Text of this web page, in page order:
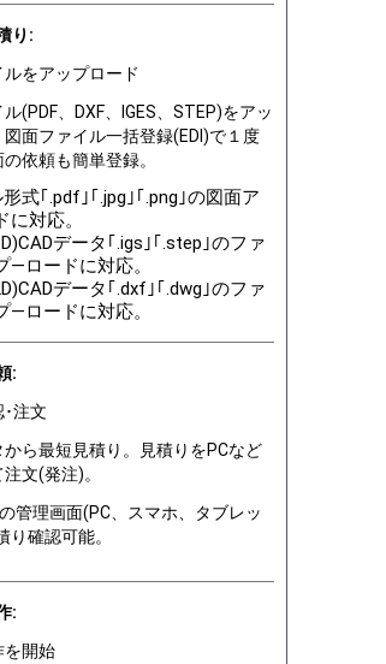
り:
をアップロード
(PDF、DXF、IGES、STEP)をアッ
図面ファイル一括登録(EDI)で１度
依頼も簡単登録。
式｢.pdf｣｢.jpg｣｢.png｣の図面ア
に対応。
データ｢.igs｣｢.step｣のファ
―ロードに対応。
データ｢.dxf｣｢.dwg｣のファ
―ロードに対応。
:
･注文
から最短見積り。見積りをPCなど
文(発注)。
管理画面(PC、スマホ、タブレッ
り確認可能。
:
を開始